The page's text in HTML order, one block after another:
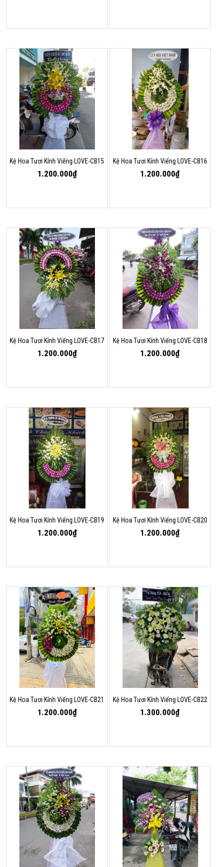
Kệ Hoa Tươi Kính Viếng LOVE-CB15
1.200.000₫
Kệ Hoa Tươi Kính Viếng LOVE-CB16
1.200.000₫
Kệ Hoa Tươi Kính Viếng LOVE-CB17
1.200.000₫
Kệ Hoa Tươi Kính Viếng LOVE-CB18
1.200.000₫
Kệ Hoa Tươi Kính Viếng LOVE-CB19
1.200.000₫
Kệ Hoa Tươi Kính Viếng LOVE-CB20
1.200.000₫
Kệ Hoa Tươi Kính Viếng LOVE-CB21
1.200.000₫
Kệ Hoa Tươi Kính Viếng LOVE-CB22
1.300.000₫